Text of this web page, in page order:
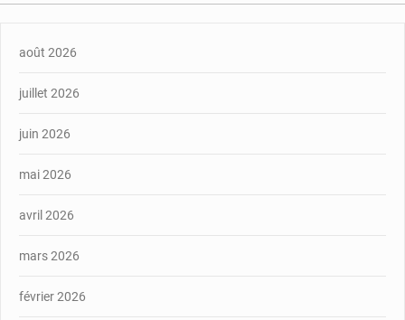
août 2026
juillet 2026
juin 2026
mai 2026
avril 2026
mars 2026
février 2026